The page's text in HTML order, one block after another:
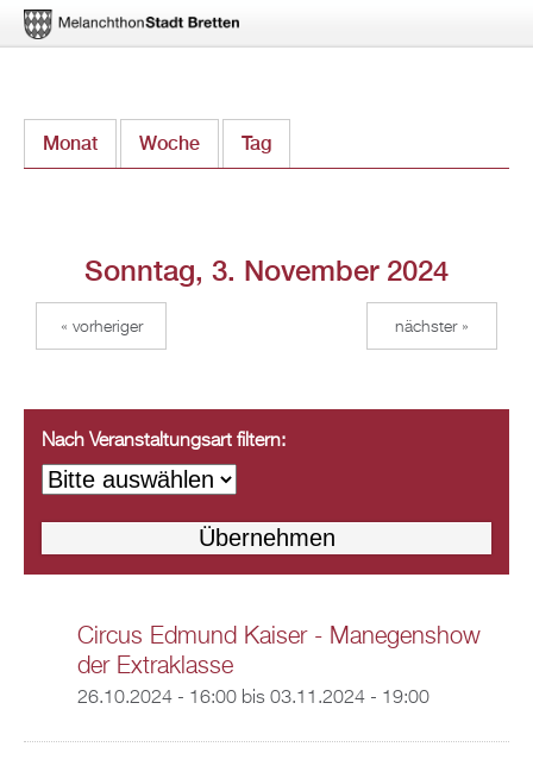
zum
Monat Woche Tag
Sonntag, 3. November 2024
« vorheriger nächster »
Nach Veranstaltungsart filtern:
Circus Edmund Kaiser - Manegenshow
der Extraklasse
26.10.2024 - 16:00bis 03.11.2024 - 19:00